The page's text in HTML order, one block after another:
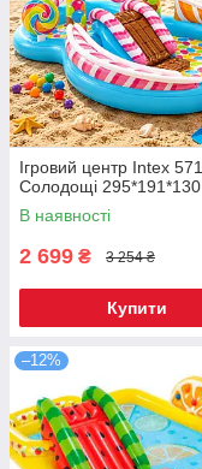
Ігровий центр Intex
Солодощі
В наявності
2 699 ₴ 3 254 ₴
Купити
–12%